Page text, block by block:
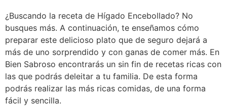
¿Buscando la receta de Hígado Encebollado? No
busques más. A continuación, te enseñamos cómo
preparar este delicioso plato que de seguro dejará a
más de uno sorprendido y con ganas de comer más. En
Bien Sabroso encontrarás un sin fin de recetas ricas con
las que podrás deleitar a tu familia. De esta forma
podrás realizar las más ricas comidas, de una forma
fácil y sencilla.